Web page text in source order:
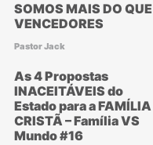
SOMOS MAIS DO QUE
VENCEDORES
Pastor Jack
As 4 Propostas
INACEITÁVEIS do
Estado para a FAMÍLIA
CRISTÃ – Família VS
Mundo #16